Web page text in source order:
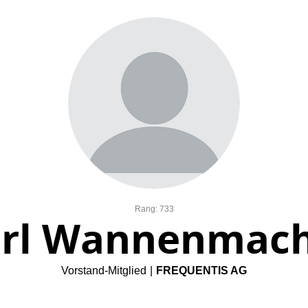
Rang: 733
Vorstand-Mitglied FREQUENTIS AG